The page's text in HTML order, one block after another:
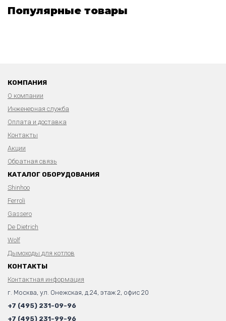
Популярные товары
КОМПАНИЯ
О компании
Инженерная служба
Оплата и доставка
Контакты
Акции
Обратная связь
КАТАЛОГ ОБОРУДОВАНИЯ
Shinhoo
Ferroli
Gassero
De Dietrich
Wolf
Дымоходы для котлов
КОНТАКТЫ
Контактная информация
г. Москва, ул. Онежская, д.24, этаж 2, офис 20
+7 (495) 231-09-96
+7 (495) 231-99-96